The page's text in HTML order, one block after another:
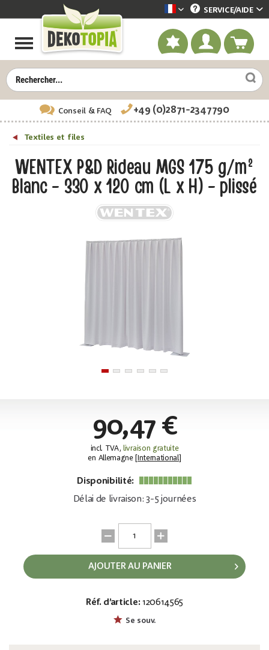
Dekotopia französisch
SERVICE/AIDE
Conseil& FAQ +49 (0)2871-2347790
Textiles et files
WENTEX P&D Rideau MGS 175 g/m²
Blanc - 330 x 120 cm (L x H) - plissé
90,47 €
incl. TVA,livraison gratuite
en Allemagne [
International]
Disponibilité:
Délai de livraison: 3-5 journées
AJOUTER AU PANIER
Réf. d’article: 120614565
Se souv.